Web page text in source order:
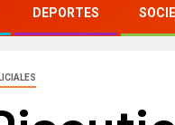
DEPORTES